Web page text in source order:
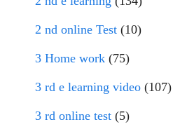
2 nd online Test (10)
3 Home work (75)
3 rd e learning video (107)
3 rd online test (5)